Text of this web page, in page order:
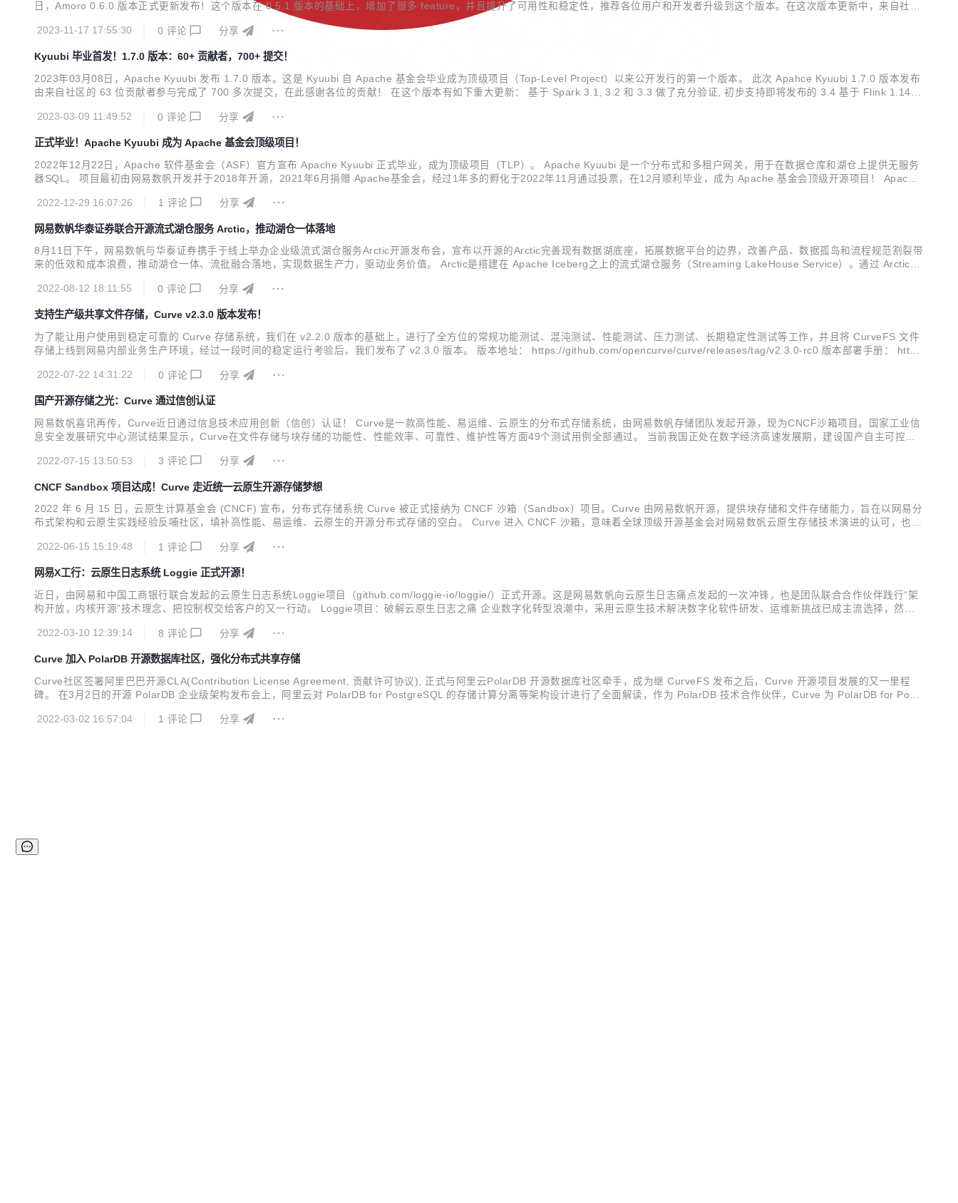
日，Amoro 0.6.0 版本正式更新发布！这个版本在 0.5.1 版本的基础上，增加了很多 feature，并且提升了可用性和稳定性，推荐各位用户和开发者升级到这个版本。在这次版本更新中，来自社区
的 21 位贡献者付出了 118 次提交，感谢每位社区小伙伴的贡献！ 01 重要更新 1.Kubernetes 集成 支持通过 Kubernetes 部署 AMS 和 Optimizer。 2....
2023-11-17 17:55:30
0 评论 分享
Kyuubi 毕业首发！1.7.0 版本：60+ 贡献者，700+ 提交！
2023年03月08日，Apache Kyuubi 发布 1.7.0 版本。这是 Kyuubi 自 Apache 基金会毕业成为顶级项目（Top-Level Project）以来公开发行的第一个版本。 此次 Apahce Kyuubi 1.7.0 版本发布
由来自社区的 63 位贡献者参与完成了 700 多次提交，在此感谢各位的贡献！ 在这个版本有如下重大更新： 基于 Spark 3.1, 3.2 和 3.3 做了充分验证, 初步支持即将发布的 3.4 基于 Flink 1.14,
2023-03-09 11:49:52
0 评论 分享
正式毕业！Apache Kyuubi 成为 Apache 基金会顶级项目！
2022年12月22日，Apache 软件基金会（ASF）官方宣布 Apache Kyuubi 正式毕业，成为顶级项目（TLP）。 Apache Kyuubi 是一个分布式和多租户网关，用于在数据仓库和湖仓上提供无服务
器SQL。 项目最初由网易数帆开发并于2018年开源，2021年6月捐赠 Apache基金会，经过1年多的孵化于2022年11月通过投票，在12月顺利毕业，成为 Apache 基金会顶级开源项目！ Apache
2022-12-29 16:07:26
1 评论 分享
网易数帆华泰证券联合开源流式湖仓服务 Arctic，推动湖仓一体落地
8月11日下午，网易数帆与华泰证券携手于线上举办企业级流式湖仓服务Arctic开源发布会，宣布以开源的Arctic完善现有数据湖底座，拓展数据平台的边界，改善产品、数据孤岛和流程规范割裂带
来的低效和成本浪费，推动湖仓一体、流批融合落地，实现数据生产力，驱动业务价值。 Arctic是搭建在 Apache Iceberg之上的流式湖仓服务（Streaming LakeHouse Service）。通过 Arctic，
2022-08-12 18:11:55
0 评论 分享
支持生产级共享文件存储，Curve v2.3.0 版本发布！
为了能让用户使用到稳定可靠的 Curve 存储系统，我们在 v2.2.0 版本的基础上，进行了全方位的常规功能测试、混沌测试、性能测试、压力测试、长期稳定性测试等工作，并且将 CurveFS 文件
存储上线到网易内部业务生产环境，经过一段时间的稳定运行考验后，我们发布了 v2.3.0 版本。 版本地址： https://github.com/opencurve/curve/releases/tag/v2.3.0-rc0 版本部署手册： http
2022-07-22 14:31:22
0 评论 分享
国产开源存储之光：Curve 通过信创认证
网易数帆喜讯再传，Curve近日通过信息技术应用创新（信创）认证！ Curve是一款高性能、易运维、云原生的分布式存储系统，由网易数帆存储团队发起开源，现为CNCF沙箱项目。国家工业信
息安全发展研究中心测试结果显示，Curve在文件存储与块存储的功能性、性能效率、可靠性、维护性等方面49个测试用例全部通过。 当前我国正处在数字经济高速发展期，建设国产自主可控体
住重大历史机遇提速发展的表现。 信创存储三驾马车：创新架构、...
2022-07-15 13:50:53 3 评论 分享
CNCF Sandbox 项目达成！Curve 走近统一云原生开源存储梦想
2022 年 6 月 15 日，云原生计算基金会 (CNCF) 宣布，分布式存储系统 Curve 被正式接纳为 CNCF 沙箱（Sandbox）项目。Curve 由网易数帆开源，提供块存储和文件存储能力，旨在以网易分
布式架构和云原生实践经验反哺社区，填补高性能、易运维、云原生的开源分布式存储的空白。 Curve 进入 CNCF 沙箱，意味着全球顶级开源基金会对网易数帆云原生存储技术演进的认可，也验
成熟应用，从而深化...
2022-06-15 15:19:48 1 评论 分享
网易X工行：云原生日志系统 Loggie 正式开源！
近日，由网易和中国工商银行联合发起的云原生日志系统Loggie项目（github.com/loggie-io/loggie/）正式开源。这是网易数帆向云原生日志痛点发起的一次冲锋，也是团队联合合作伙伴践行“架
构开放，内核开源”技术理念、把控制权交给客户的又一行动。 Loggie项目：破解云原生日志之痛 企业数字化转型浪潮中，采用云原生技术解决数字化软件研发、运维新挑战已成主流选择，然而
发难以扩展和难以支撑更大规模等问...
2022-03-10 12:39:14 8 评论 分享
Curve 加入 PolarDB 开源数据库社区，强化分布式共享存储
Curve社区签署阿里巴巴开源CLA(Contribution License Agreement, 贡献许可协议), 正式与阿里云PolarDB 开源数据库社区牵手，成为继 CurveFS 发布之后，Curve 开源项目发展的又一里程
碑。 在3月2日的开源 PolarDB 企业级架构发布会上，阿里云对 PolarDB for PostgreSQL 的存储计算分离等架构设计进行了全面解读，作为 PolarDB 技术合作伙伴，Curve 为 PolarDB for Post
2022-03-02 16:57:04
1 评论 分享